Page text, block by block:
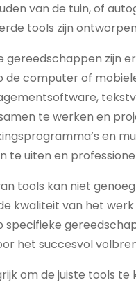
van de tuin, of
tools zijn
gereedschappen zijn
de computer of
te werken en
en
te uiten en
tools kan niet
kwaliteit van het
het succesvol
om de juiste tools